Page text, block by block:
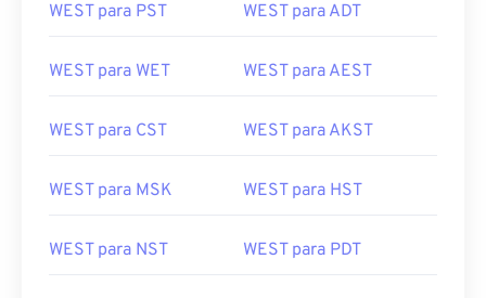
WEST para PST WEST para ADT
WEST para WET WEST para AEST
WEST para CST WEST para AKST
WEST para MSK WEST para HST
WEST para NST WEST para PDT